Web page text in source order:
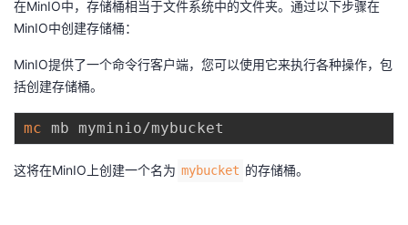
在MinIO中，存储桶相当于文件系统中的文件夹。通过以下步骤在
MinIO中创建存储桶：
MinIO提供了一个命令行客户端，您可以使用它来执行各种操作，包
括创建存储桶。
mc
这将在MinIO上创建一个名为 mybucket 的存储桶。